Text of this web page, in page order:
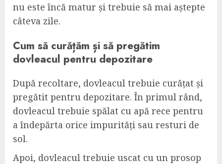
nu este încă matur și trebuie să mai aștepte
câteva zile.
Cum să curățăm și să pregătim
dovleacul pentru depozitare
După recoltare, dovleacul trebuie curățat și
pregătit pentru depozitare. În primul rând,
dovleacul trebuie spălat cu apă rece pentru
a îndepărta orice impurități sau resturi de
sol.
Apoi, dovleacul trebuie uscat cu un prosop